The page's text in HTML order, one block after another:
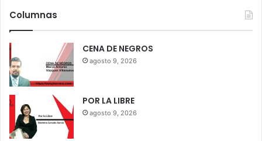
Columnas
CENA DE NEGROS
agosto 9, 2026
POR LA LIBRE
agosto 9, 2026